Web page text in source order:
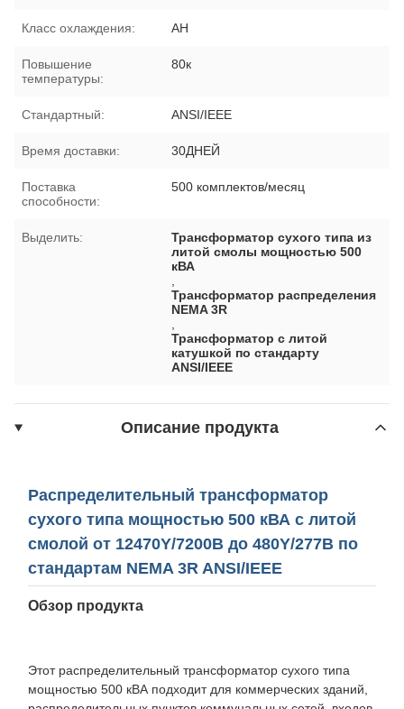
Класс охлаждения: АН
Повышение
температуры:
80к
Стандартный: ANSI/IEEE
Время доставки: 30ДНЕЙ
Поставка
способности:
500 комплектов/месяц
Выделить:
Трансформатор сухого типа из
литой смолы мощностью 500
кВА
Трансформатор распределения
NEMA 3R
Трансформатор с литой
катушкой по стандарту
ANSI/IEEE
Описание продукта
Распределительный трансформатор
сухого типа мощностью 500 кВА с литой
смолой от 12470Y/7200В до 480Y/277В по
стандартам NEMA 3R ANSI/IEEE
Обзор продукта
Этот распределительный трансформатор сухого типа
мощностью 500 кВА подходит для коммерческих зданий,